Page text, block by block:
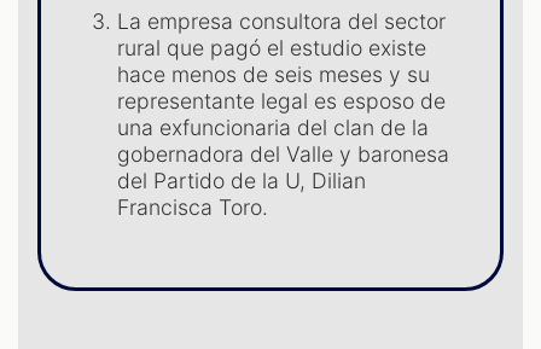
La empresa consultora del sector
rural que pagó el estudio existe
hace menos de seis meses y su
representante legal es esposo de
una exfuncionaria del clan de la
gobernadora del Valle y baronesa
del Partido de la U, Dilian
Francisca Toro.